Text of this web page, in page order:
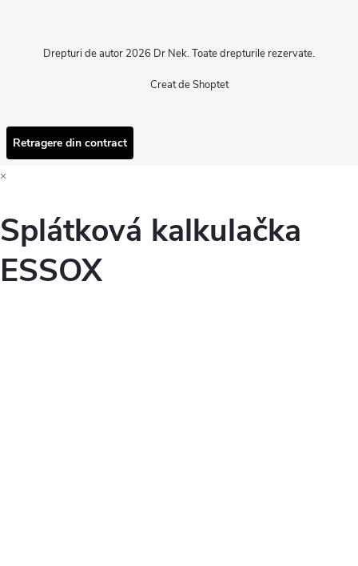
Creat de Shoptet
Drepturi de autor 2026 Dr Nek. Toate drepturile rezervate.
Retragere din contract
×
Splátková kalkulačka
ESSOX